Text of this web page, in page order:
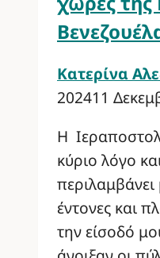
Κατερίνα
202411
Η
κύριο λόγο
έντονες και
την είσοδό